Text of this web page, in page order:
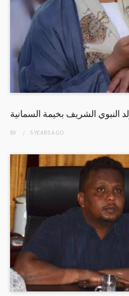
النبوي الشريف بخيمة السمانية
BY 5 YEARSAGO